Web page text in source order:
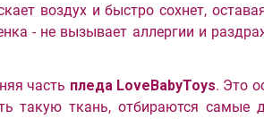
воздух и быстро сохнет,
- не вызывает аллергии и
часть пледа LoveBabyToys. Это
такую ткань, отбираются самые